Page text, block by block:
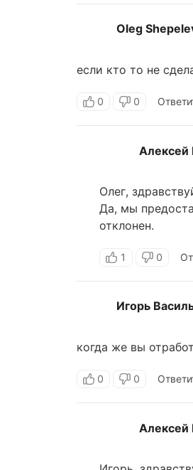
Oleg
если кто то не
0 0
Алексей
Олег,
Да, мы
отклонен.
1 0
Игорь
когда же вы
0 0
Алексей